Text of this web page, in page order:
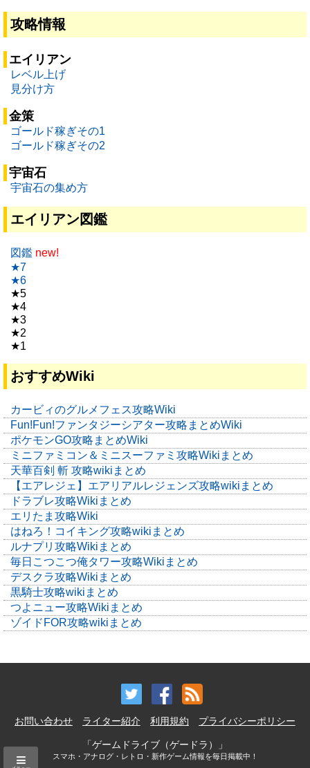
攻略情報
エイリアン
レベル上げ
見分け方
金策
ゴールド稼ぎその1
ゴールド稼ぎその2
宇宙石
宇宙石の集め方
エイリアン図鑑
図鑑 new!
★7
★6
★5
★4
★3
★2
★1
おすすめWiki
カービィのグルメフェス攻略Wiki
Fun!Fun!ファンタジーシアター攻略まとめWiki
ポケモンGO攻略まとめWiki
ミニファミコン＆ミニスーファミ攻略Wikiまとめ
天華百剣 斬 攻略wikiまとめ
【エアレジェ】エアリアルレジェンズ攻略wikiまとめ
ドラブレ攻略Wikiまとめ
エリたま攻略Wiki
はねろ！コイキング攻略wikiまとめ
ルナプリ攻略Wikiまとめ
毎日こつこつ俺タワー攻略Wikiまとめ
デスクラ攻略Wikiまとめ
黒騎士攻略wikiまとめ
つよニュー攻略Wikiまとめ
ゾイドFOR攻略wikiまとめ
お問い合わせ ライター紹介 利用規約 プライバシーポリシー
「ゲームドライブ（ゲードラ）」
スマホ・アナログ・レトロ・新作ゲーム情報を毎日掲載中！